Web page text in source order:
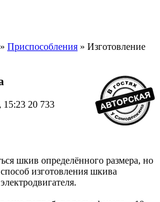
» Приспособления » Изготовление
15:23 20 733
шкив определённого размера, но
изготовления шкива